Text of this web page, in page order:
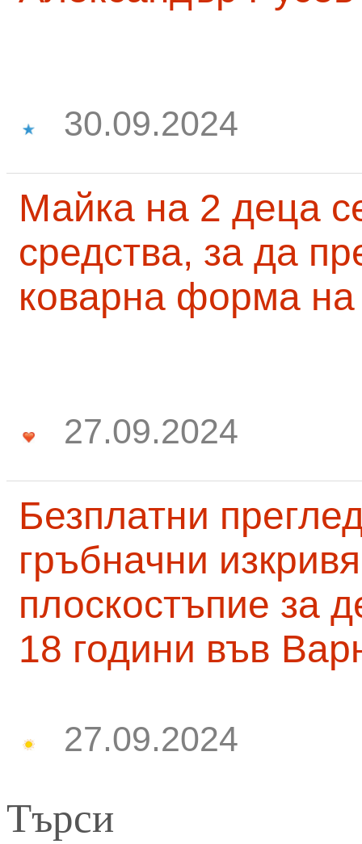
30.09.2024
Майка на 2 деца
средства, за да
коварна форма на
27.09.2024
Безплатни
гръбначни
плоскостъпие за
18 години във
27.09.2024
Търси